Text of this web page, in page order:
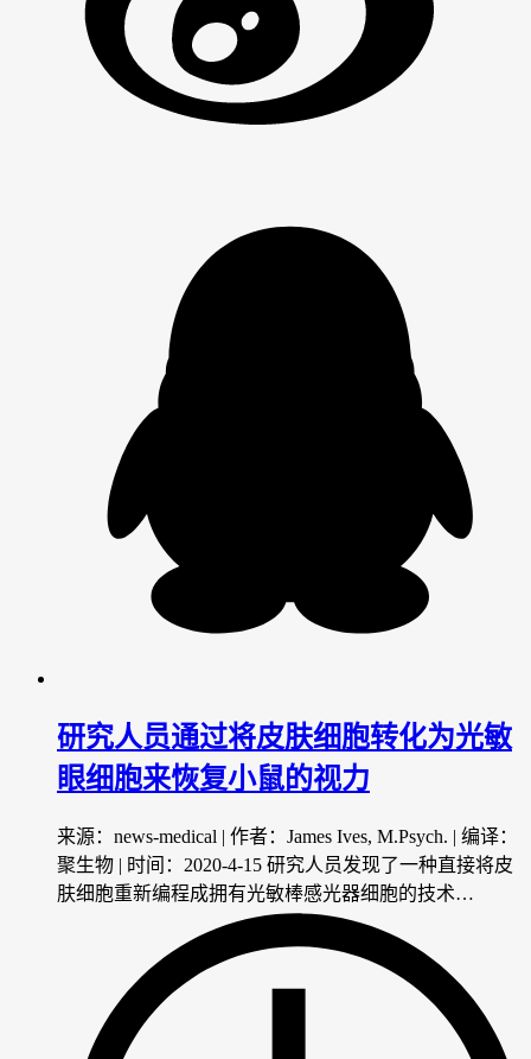
研究人员通过将皮肤细胞转化为光敏
眼细胞来恢复小鼠的视力
来源：news-medical | 作者：James Ives, M.Psych. | 编译：
聚生物 | 时间：2020-4-15 研究人员发现了一种直接将皮
肤细胞重新编程成拥有光敏棒感光器细胞的技术…